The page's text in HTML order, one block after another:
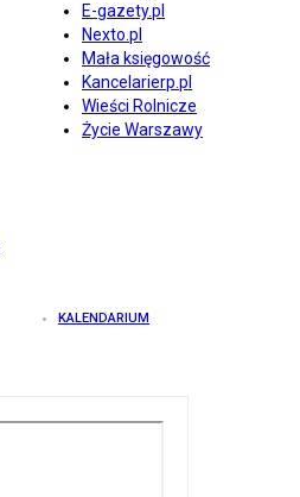
E-gazety.pl
Nexto.pl
Mała księgowość
Kancelarierp.pl
Wieści Rolnicze
Życie Warszawy
KALENDARIUM